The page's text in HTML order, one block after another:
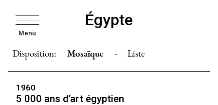
Menu
Égypte
Disposition: Mosaïque - Liste
1960
5 000 ans d’art égyptien